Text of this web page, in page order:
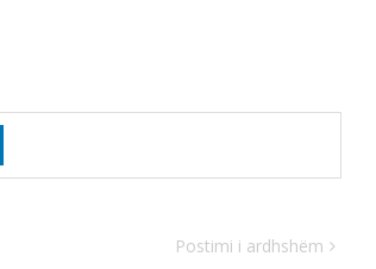
Postimi i ardhshëm